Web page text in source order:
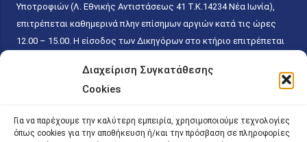
Διαχείριση Συγκατάθεσης
Cookies
Για να παρέχουμε την καλύτερη εμπειρία, χρησιμοποιούμε τεχνολογίες
όπως cookies για την αποθήκευση ή/και την πρόσβαση σε πληροφορίες
Υποτροφιών (Λ. Εθνικής Αντιστάσεως 41 T.K.14234 Νέα Ιωνία),
επιτρέπεται καθημερινά πλην επίσημων αργιών κατά τις ώρες
12.00 – 15.00. Η είσοδος των Δικηγόρων στο κτήριο επιτρέπεται
κάθε εργάσιμη ημέρα και ώρα χωρίς κανέναν χρονικό ή άλλο
περιορισμό. Η είσοδος του κοινού ειδικά στο γραφείο του
15.00. Η εξυπηρέτηση του κοινού πραγματοποιείται βάσει των